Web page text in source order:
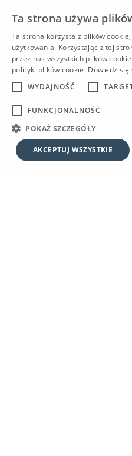
Ta strona używa
Ta strona korzysta z plików
użytkowania. Korzystając z tej
przez nas wszystkich plików
polityki plików cookie. Dowiedz się
WYDAJNOŚĆ
FUNKCJONALNOŚĆ
POKAŻ SZCZEGÓŁY
AKCEPTUJ WSZYSTKIE